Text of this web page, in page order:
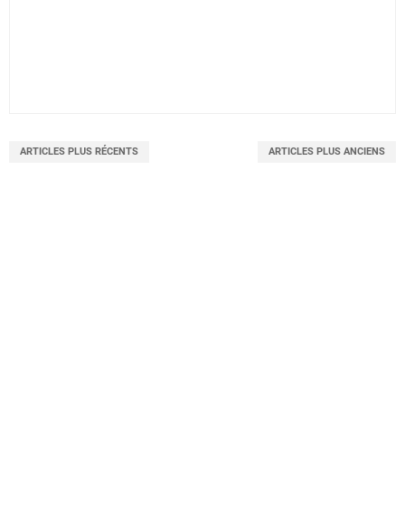
ARTICLES PLUS RÉCENTS ARTICLES PLUS ANCIENS